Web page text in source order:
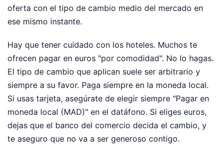
oferta con el tipo de cambio medio del mercado en
ese mismo instante.
Hay que tener cuidado con los hoteles. Muchos te
ofrecen pagar en euros "por comodidad". No lo hagas.
El tipo de cambio que aplican suele ser arbitrario y
siempre a su favor. Paga siempre en la moneda local.
Si usas tarjeta, asegúrate de elegir siempre "Pagar en
moneda local (MAD)" en el datáfono. Si eliges euros,
dejas que el banco del comercio decida el cambio, y
te aseguro que no va a ser generoso contigo.